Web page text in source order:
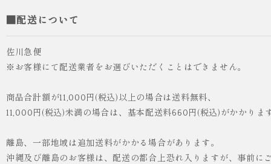
■配送について
佐川急便
※お客様にて配送業者をお選びいただくことはできません。
商品合計額が11,000円(税込)以上の場合は送料無料、
11,000円(税込)未満の場合は、基本配送料660円(税込)がかかりま
離島、一部地域は追加送料がかかる場合があります。
沖縄及び離島のお客様は、配送の都合上恐れ入りますが、事前に